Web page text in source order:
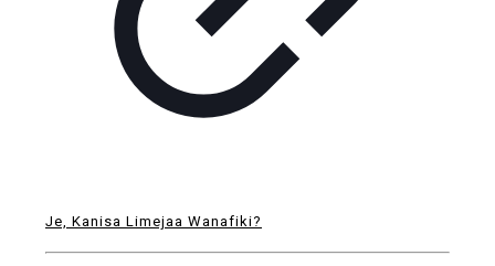
Je, Kanisa Limejaa Wanafiki?